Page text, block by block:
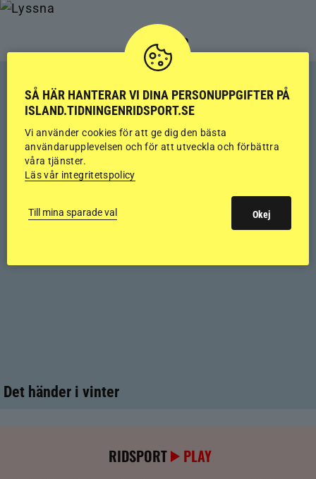
KALENDER
Det händer i vinter
RIDSPORT PLAY
SÅ HÄR HANTERAR VI DINA PERSONUPPGIFTER PÅ
ISLAND.TIDNINGENRIDSPORT.SE
Vi använder cookies för att ge dig den bästa
användarupplevelsen och för att utveckla och förbättra
våra tjänster.
Läs vår integritetspolicy
Till mina sparade val Okej